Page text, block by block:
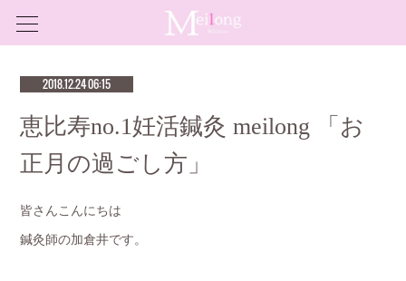
2018.12.24 06:15
恵比寿no.1妊活鍼灸 meilong 「お
正月の過ごし方」
皆さんこんにちは
鍼灸師の加倉井です。